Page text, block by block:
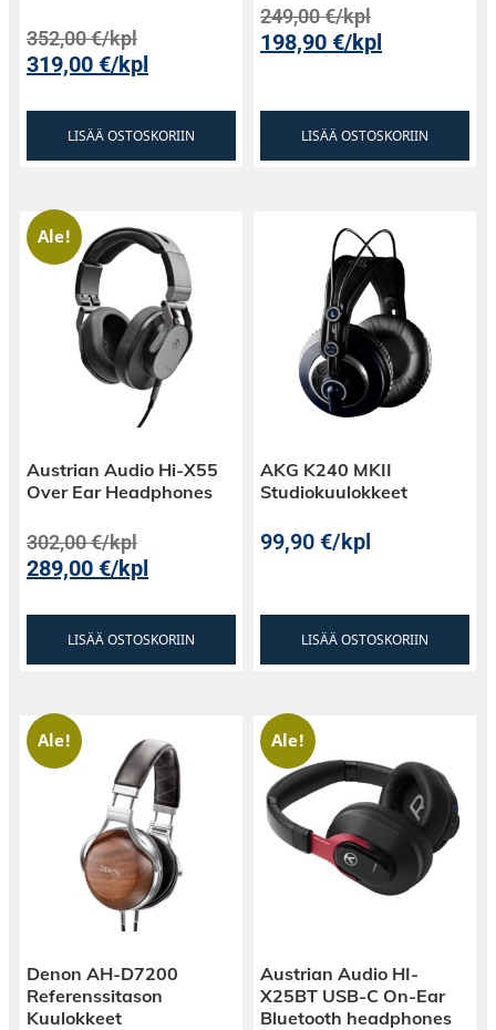
352,00€/kpl
319,00€/kpl
LISÄÄ OSTOSKORIIN
249,00€/kpl
198,90€/kpl
LISÄÄ OSTOSKORIIN
Ale!
Austrian Audio Hi-X55
Over Ear Headphones
302,00€/kpl
289,00€/kpl
LISÄÄ OSTOSKORIIN
AKG K240 MKII
Studiokuulokkeet
99,90€/kpl
LISÄÄ OSTOSKORIIN
Ale!
Denon AH-D7200
Referenssitason
Kuulokkeet
Ale!
Austrian Audio HI-
X25BT USB-C On-Ear
Bluetooth headphones